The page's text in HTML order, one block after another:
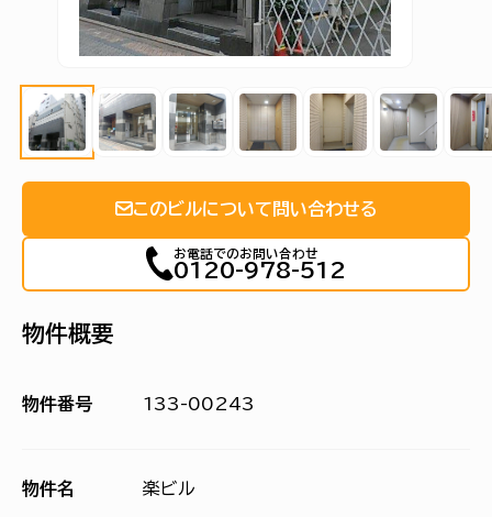
このビルについて問い合わせる
お電話でのお問い合わせ
0120-978-512
物件概要
物件番号 133-00243
物件名 楽ビル